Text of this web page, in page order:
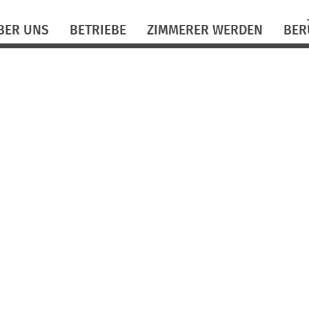
UNS BETRIEBE ZIMMERER WERDEN